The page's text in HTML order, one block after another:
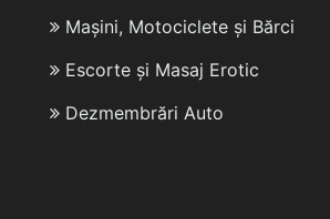
Mașini, Motociclete și Bărci
Escorte și Masaj Erotic
Dezmembrări Auto